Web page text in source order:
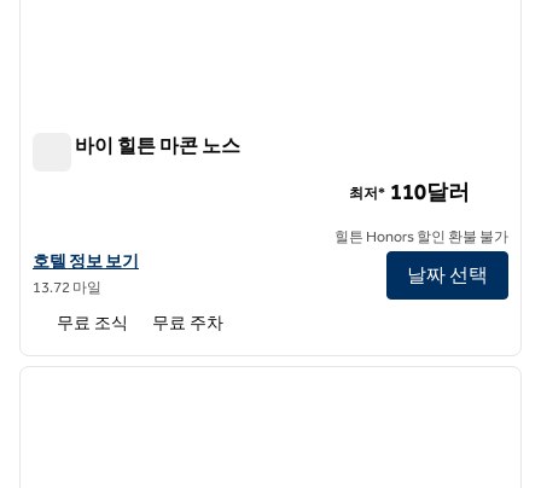
트루 바이 힐튼 마콘 노스
트루 바이 힐튼 Macon North의 호텔 정보 보기
호텔 정보 보기
13.72 마일
최저* 110달러
힐튼 Honors 할인 환불 불가
날짜 선택
무료 조식 무료 주차
1/12
다음